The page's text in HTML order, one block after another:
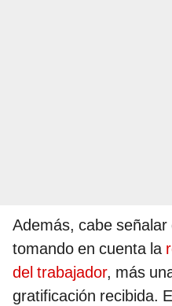
Además, cabe señalar
tomando en cuenta la
del trabajador, más
gratificación recibida.